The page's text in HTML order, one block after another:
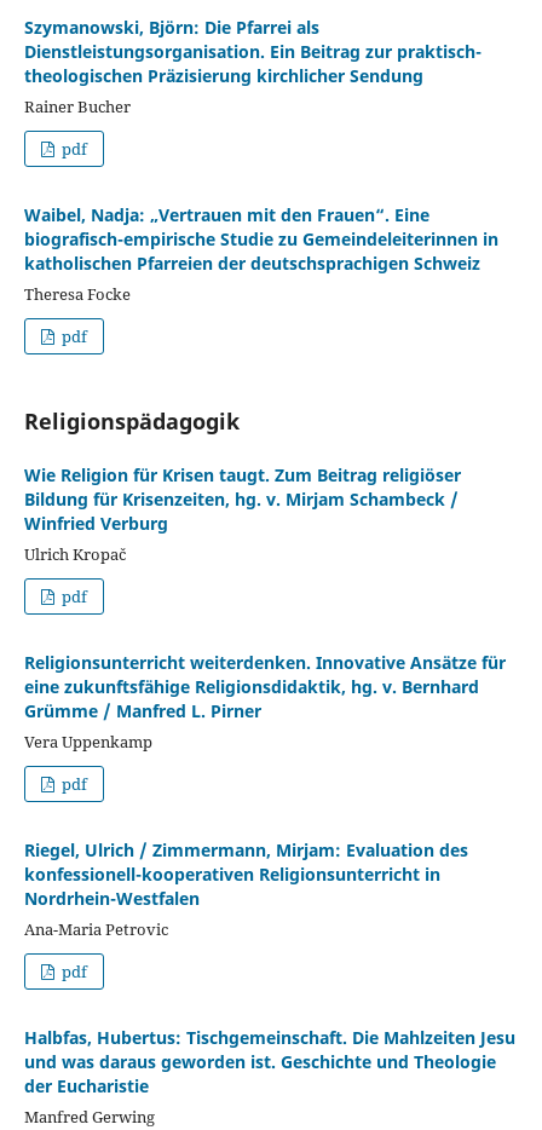
Szymanowski, Björn: Die Pfarrei als
Dienstleistungsorganisation. Ein Beitrag zur praktisch-
theologischen Präzisierung kirchlicher Sendung
Rainer Bucher
pdf
Waibel, Nadja: „Vertrauen mit den Frauen“. Eine
biografisch-empirische Studie zu Gemeindeleiterinnen in
katholischen Pfarreien der deutschsprachigen Schweiz
Theresa Focke
pdf
Religionspädagogik
Wie Religion für Krisen taugt. Zum Beitrag religiöser
Bildung für Krisenzeiten, hg. v. Mirjam Schambeck /
Winfried Verburg
Ulrich Kropač
pdf
Religionsunterricht weiterdenken. Innovative Ansätze für
eine zukunftsfähige Religionsdidaktik, hg. v. Bernhard
Grümme / Manfred L. Pirner
Vera Uppenkamp
pdf
Riegel, Ulrich / Zimmermann, Mirjam: Evaluation des
konfessionell-kooperativen Religionsunterricht in
Nordrhein-Westfalen
Ana-Maria Petrovic
pdf
Halbfas, Hubertus: Tischgemeinschaft. Die Mahlzeiten Jesu
und was daraus geworden ist. Geschichte und Theologie
der Eucharistie
Manfred Gerwing